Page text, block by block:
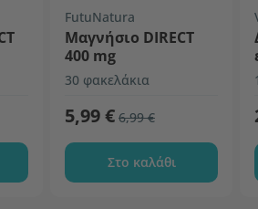
FutuNatura
Μαγνήσιο DIRECT
400 mg
30 φακελάκια
5,99 € 6,99 €
Στο καλάθι